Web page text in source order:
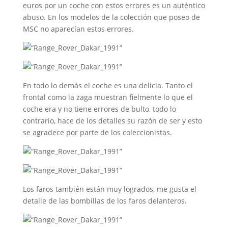
euros por un coche con estos errores es un auténtico
abuso. En los modelos de la colección que poseo de
MSC no aparecían estos errores.
En todo lo demás el coche es una delicia. Tanto el
frontal como la zaga muestran fielmente lo que el
coche era y no tiene errores de bulto, todo lo
contrario, hace de los detalles su razón de ser y esto
se agradece por parte de los coleccionistas.
Los faros también están muy logrados, me gusta el
detalle de las bombillas de los faros delanteros.